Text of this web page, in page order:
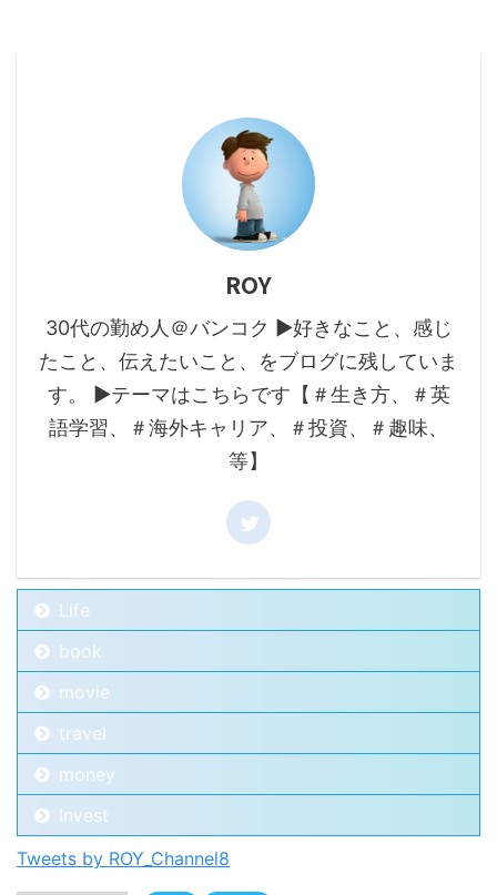
ROY
30代の勤め人＠バンコク ▶好きなこと、感じ
たこと、伝えたいこと、をブログに残していま
す。 ▶テーマはこちらです【＃生き方、＃英
語学習、＃海外キャリア、＃投資、＃趣味、
等】
Life
book
movie
travel
money
Invest
Tweets by ROY_Channel8